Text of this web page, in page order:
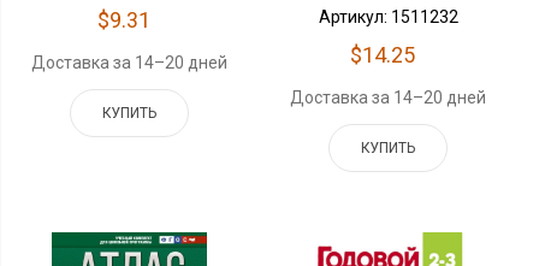
$9.31
Доставка за 14–20 дней
КУПИТЬ
Артикул: 1511232
$14.25
Доставка за 14–20 дней
КУПИТЬ